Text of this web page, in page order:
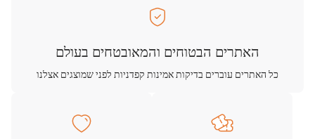
האתרים הבטוחים והמאובטחים בעולם
כל האתרים עוברים בדיקות אמינות קפדניות לפני שמוצגים אצלנו